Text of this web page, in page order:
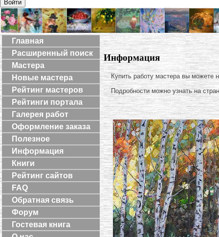
Войти
Главная
Расширенный поиск
Мастера
Новые мастера
Рейтинг мастеров
Рейтинги портала
Галерея работ
Оформление заказа
Полезное
Информация
Книги
Рейтинг сайтов
FAQ
Обратная связь
Форум
Гостевая книга
Информация
Купить работу мастера вы можете
Подробности можно узнать на